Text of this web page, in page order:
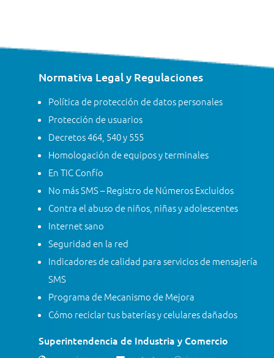
Normativa Legal y Regulaciones
Política de protección de datos personales
Protección de usuarios
Decretos 464, 540 y 555
Homologación de equipos y terminales
En TIC Confío
No más SMS – Registro de Números Excluidos
Contra el abuso de niños, niñas y adolescentes
Internet sano
Seguridad en la red
Indicadores de calidad para servicios de mensajería
SMS
Programa de Mecanismo de Mejora
Cómo reciclar tus baterías y celulares dañados
Superintendencia de Industria y Comercio